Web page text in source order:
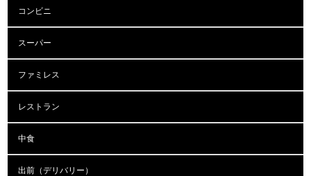
コンビニ
スーパー
ファミレス
レストラン
中食
出前（デリバリー）